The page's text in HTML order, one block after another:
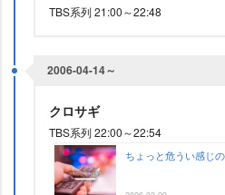
TBS系列 21:00～22:48
2006-04-14～
クロサギ
TBS系列 22:00～22:54
ちょっと危うい感じ